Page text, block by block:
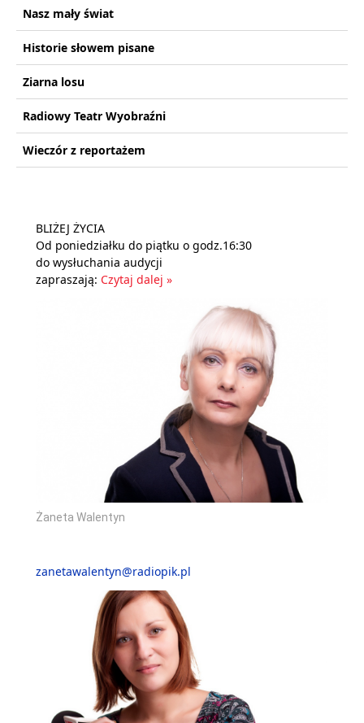
Nasz mały świat
Historie słowem pisane
Ziarna losu
Radiowy Teatr Wyobraźni
Wieczór z reportażem
BLIŻEJ ŻYCIA
Od poniedziałku do piątku o godz.16:30
do wysłuchania audycji
zapraszają: Czytaj dalej »
Żaneta Walentyn
zanetawalentyn@radiopik.pl